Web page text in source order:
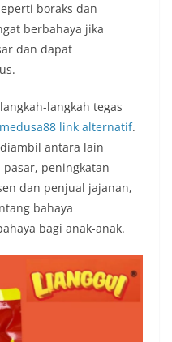
boraks dan
berbahaya jika
dan dapat
langkah tegas
medusa88 link alternatif.
antara lain
peningkatan
dan penjual jajanan,
bahaya
bagi anak-anak.